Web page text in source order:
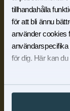
tillhandahålla
för att bli ännu
använder cookies
användarspecifika
för dig. Här kan